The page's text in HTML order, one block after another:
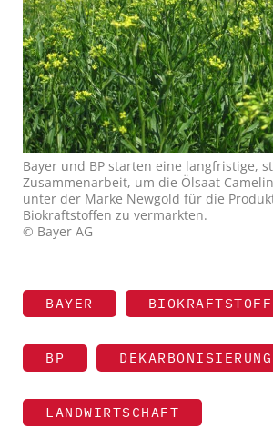
Bayer und BP starten eine langfristige,
Zusammenarbeit, um die Ölsaat
unter der Marke Newgold für die
Biokraftstoffen zu vermarkten.
© Bayer AG
BAYER
BP DEKARBONISIERUNG
LANDWIRTSCHAFT